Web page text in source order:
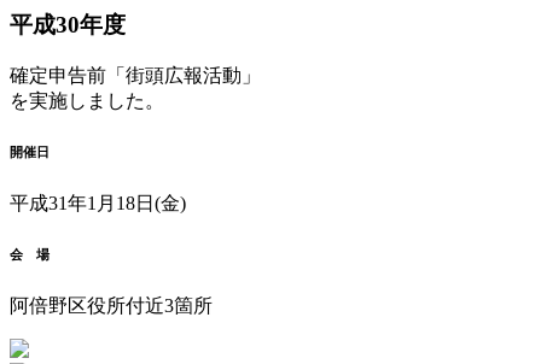
平成30年度
確定申告前「街頭広報活動」
を実施しました。
開催日
平成31年1月18日(金)
会 場
阿倍野区役所付近3箇所